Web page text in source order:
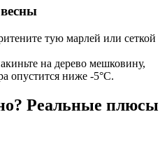
тую марлей или сеткой
на дерево мешковину,
опустится ниже -5°C.
Реальные плюсы